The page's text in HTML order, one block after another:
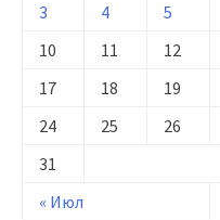
« Июл
3
4 5
10
11 12
17
18 19
24
25 26
31